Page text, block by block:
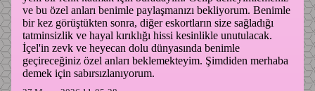
ve bu özel anları benimle paylaşmanızı bekliyorum. Benimle
bir kez görüştükten sonra, diğer eskortların size sağladığı
tatminsizlik ve hayal kırıklığı hissi kesinlikle unutulacak.
İçel'in zevk ve heyecan dolu dünyasında benimle
geçireceğiniz özel anları beklemekteyim. Şimdiden merhaba
demek için sabırsızlanıyorum.